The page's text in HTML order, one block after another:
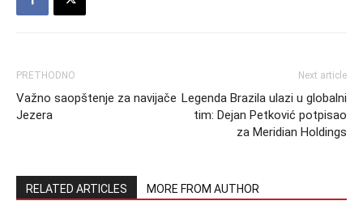
PRETHODNO
Važno saopštenje za navijače
Jezera
Next article
Legenda Brazila ulazi u globalni
tim: Dejan Petković potpisao
za Meridian Holdings
RELATED ARTICLES MORE FROM AUTHOR